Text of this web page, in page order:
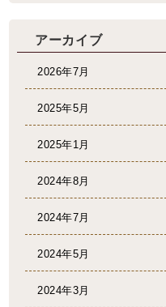
アーカイブ
2026年7月
2025年5月
2025年1月
2024年8月
2024年7月
2024年5月
2024年3月